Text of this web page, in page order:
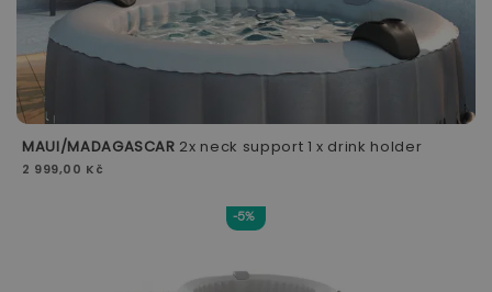
MAUI/MADAGASCAR 2x neck support 1 x drink holder
2 999,00 Kč
-5%